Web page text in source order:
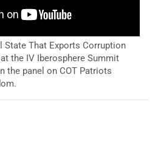
State That Exports Corruption
the IV Iberosphere Summit
the panel on COT Patriots